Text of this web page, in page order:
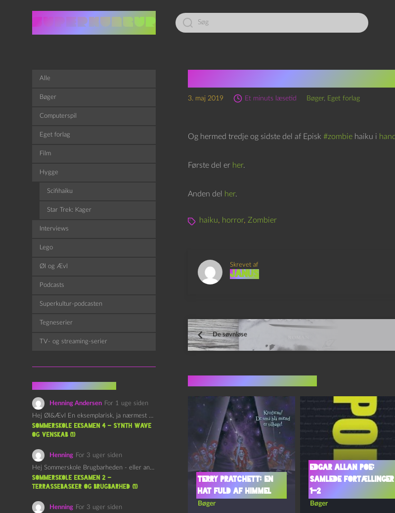
Led
efter:
3. maj 2019 Et minuts læsetid Bøger, Eget forlag
Og hermed tredje og sidste del af Episk #zombiehaiku i
Første del er her.
Anden del her.
haiku, horror, Zombier
Skrevet af
Janus
De søvnløse
Terry Pratchett: En
hat fuld af himmel
Bøger
Edgar Allan Poe:
Samlede fortællinger
1-2
Bøger
Alle
Bøger
Computerspil
Eget forlag
Film
Hygge
Scifihaiku
Star Trek: Kager
Interviews
Lego
Øl og Ævl
Podcasts
Superkultur-podcasten
Tegneserier
TV- og streaming-serier
Henning Andersen For 1 uge siden
Hej Øl&Ævl En eksemplarisk, ja nærmest yndefuld, afslutning på SOMMERSKOLEN.…
Sommerskole Eksamen 4 – Synth Wave
og Venskab (1)
Henning For 3 uger siden
Hej Sommerskole Brugbarheden - eller anvendeligheden - af "Øl&Ævl" er…
Sommerskole Eksamen 2 –
Terrassebasker og Brugbarhed (1)
Henning For 3 uger siden